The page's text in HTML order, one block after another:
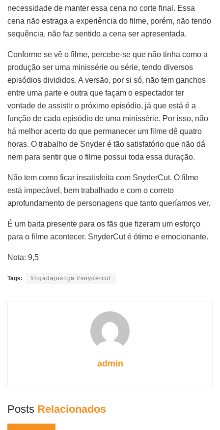
necessidade de manter essa cena no corte final. Essa
cena não estraga a experiência do filme, porém, não tendo
sequência, não faz sentido a cena ser apresentada.
Conforme se vê o filme, percebe-se que não tinha como a
produção ser uma minissérie ou série, tendo diversos
episódios divididos. A versão, por si só, não tem ganchos
entre uma parte e outra que façam o espectador ter
vontade de assistir o próximo episódio, já que está é a
função de cada episódio de uma minissérie. Por isso, não
há melhor acerto do que permanecer um filme dê quatro
horas. O trabalho de Snyder é tão satisfatório que não dá
nem para sentir que o filme possui toda essa duração.
Não tem como ficar insatisfeita com SnyderCut. O filme
está impecável, bem trabalhado e com o correto
aprofundamento de personagens que tanto queríamos ver.
É um baita presente para os fãs que fizeram um esforço
para o filme acontecer. SnyderCut é ótimo e emocionante.
Nota: 9,5
Tags: #ligadajustiça #snydercut
admin
Posts Relacionados